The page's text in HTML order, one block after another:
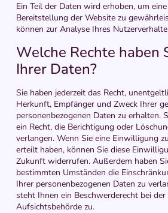
Ein Teil der Daten wird erhoben, um
Bereitstellung der Website zu
können zur Analyse Ihres
Welche Rechte haben
Ihrer Daten?
Sie haben jederzeit das Recht,
Herkunft, Empfänger und Zweck Ihrer
personenbezogenen Daten zu erhalten.
ein Recht, die Berichtigung oder
verlangen. Wenn Sie eine Einwilligung
erteilt haben, können Sie diese
Zukunft widerrufen. Außerdem haben
bestimmten Umständen die
Ihrer personenbezogenen Daten zu
steht Ihnen ein Beschwerderecht bei der
Aufsichtsbehörde zu.